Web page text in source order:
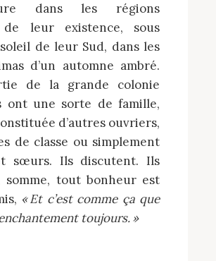
dans les régions
de leur existence, sous
soleil de leur Sud, dans les
d’un automne ambré.
de la grande colonie
ont une sorte de famille,
d’autres ouvriers,
de classe ou simplement
sœurs. Ils discutent. Ils
somme, tout bonheur est
« Et c’est comme ça que
toujours. »